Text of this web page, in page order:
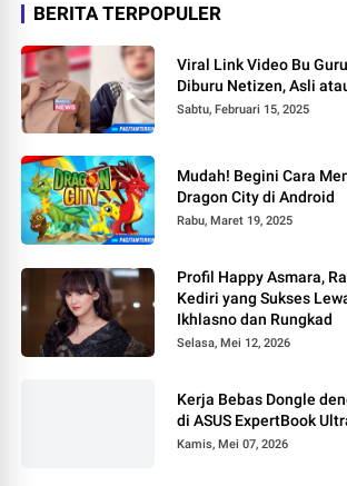
BERITA TERPOPULER
Viral Link Video Bu
Diburu Netizen, Asli
Sabtu, Februari 15, 2025
Mudah! Begini Cara
Dragon City di Android
Rabu, Maret 19, 2025
Profil Happy Asmara,
Kediri yang Sukses
Ikhlasno dan Rungkad
Selasa, Mei 12, 2026
Kerja Bebas Dongle
di ASUS ExpertBook
Kamis, Mei 07, 2026